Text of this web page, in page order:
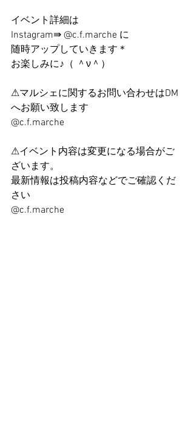
イベント詳細は
Instagram⇛ @c.f.marche に
随時アップしていきます＊
お楽しみに♪（ ＾ν＾）
⚠マルシェに関するお問い合わせはDM
へお願い致します
@c.f.marche
⚠イベント内容は変更になる場合がご
ざいます。
最新情報は投稿内容などでご確認くだ
さい
@c.f.marche